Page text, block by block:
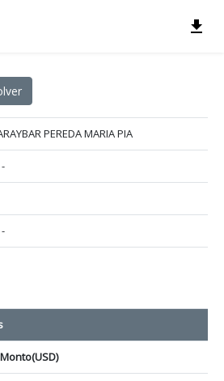
PEREDA MARIA PIA
Monto(USD)